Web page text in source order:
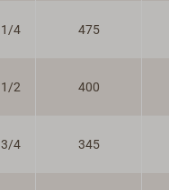
1/4 475
1/2 400
3/4 345